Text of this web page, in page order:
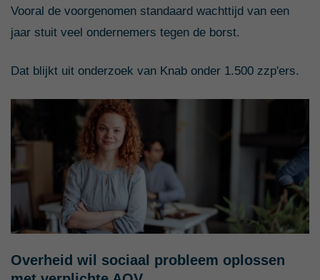
Vooral de voorgenomen standaard wachttijd van een
jaar stuit veel ondernemers tegen de borst.
Dat blijkt uit onderzoek van Knab onder 1.500 zzp'ers.
Overheid wil sociaal probleem oplossen